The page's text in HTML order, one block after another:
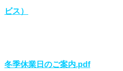
ビス）
冬季休業日のご案内.pdf